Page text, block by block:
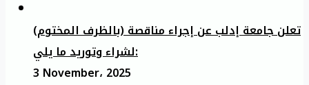
تعلن جامعة إدلب عن إجراء مناقصة (بالظرف المختوم)
لشراء وتوريد ما يلي:
3 November، 2025